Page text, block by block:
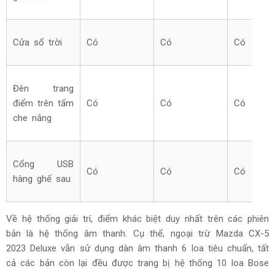
Cửa sổ trời Có Có Có
Đèn trang
điểm trên tấm
che nắng
Có Có Có
Cổng USB
hàng ghế sau
Có Có Có
Về hệ thống giải trí, điểm khác biệt duy nhất trên các phiên
bản là hệ thống âm thanh. Cụ thể, ngoại trừ Mazda CX-5
2023 Deluxe vẫn sử dụng dàn âm thanh 6 loa tiêu chuẩn, tất
cả các bản còn lại đều được trang bị hệ thống 10 loa Bose